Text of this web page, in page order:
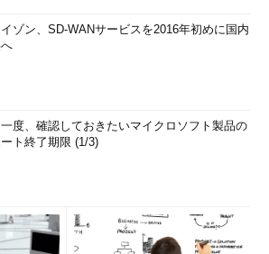
ゾン、SD-WANサービスを2016年初めに国内
度、確認しておきたいマイクロソフト製品の
ト終了期限 (1/3)